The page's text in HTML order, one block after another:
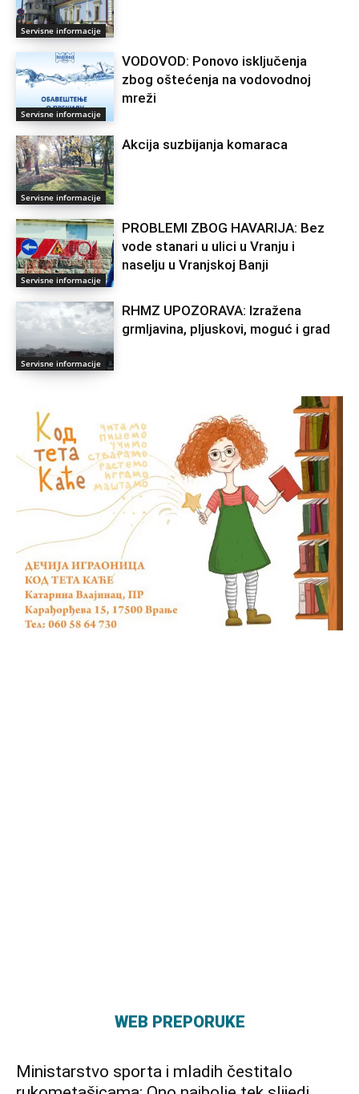
Servisne informacije
Servisne informacije
VODOVOD: Ponovo isključenja
zbog oštećenja na vodovodnoj
mreži
Servisne informacije
Akcija suzbijanja komaraca
Servisne informacije
PROBLEMI ZBOG HAVARIJA: Bez
vode stanari u ulici u Vranju i
naselju u Vranjskoj Banji
Servisne informacije
RHMZ UPOZORAVA: Izražena
grmlјavina, plјuskovi, moguć i grad
WEB PREPORUKE